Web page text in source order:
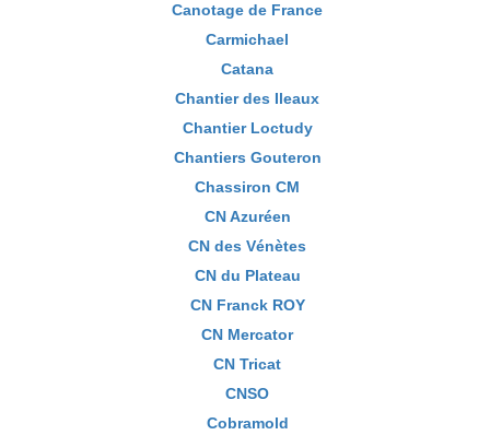
Canotage de France
Carmichael
Catana
Chantier des Ileaux
Chantier Loctudy
Chantiers Gouteron
Chassiron CM
CN Azuréen
CN des Vénètes
CN du Plateau
CN Franck ROY
CN Mercator
CN Tricat
CNSO
Cobramold